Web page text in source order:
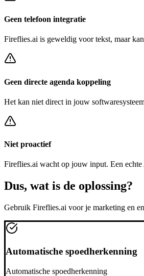
Geen telefoon integratie
Fireflies.ai is geweldig voor tekst, maar
Geen directe agenda koppeling
Het kan niet direct in jouw
Niet proactief
Fireflies.ai wacht op jouw input. Een
Dus, wat is de oplossing?
Gebruik Fireflies.ai voor je marketing en
Automatische spoedherkenning
Automatische spoedherkenning